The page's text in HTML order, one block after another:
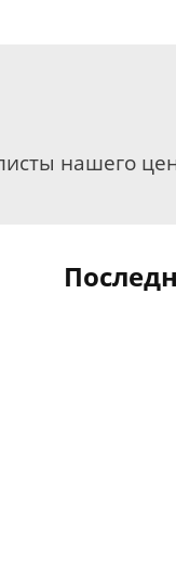
нашего